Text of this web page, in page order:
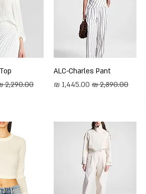
תצוגה מהירה
ALC-Charles Pant
מחיר רגיל‏2,890.00 ‏₪ מחיר מבצע
מחיר רגיל